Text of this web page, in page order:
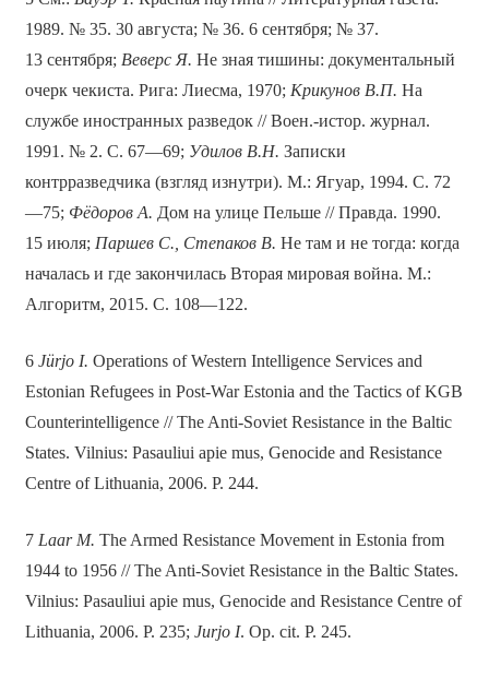
1989. № 35. 30 августа; № 36. 6 сентября; № 37.
13 сентября; Веверс Я. Не зная тишины: документальный
очерк чекиста. Рига: Лиесма, 1970; Крикунов В.П. На
службе иностранных разведок // Воен.-истор. журнал.
1991. № 2. С. 67—69; Удилов В.Н. Записки
контрразведчика (взгляд изнутри). М.: Ягуар, 1994. С. 72
—75; Фёдоров А. Дом на улице Пельше // Правда. 1990.
15 июля; Паршев С., Степаков В. Не там и не тогда: когда
началась и где закончилась Вторая мировая война. М.:
Алгоритм, 2015. С. 108—122.
6 Jürjo I. Operations of Western Intelligence Services and
Estonian Refugees in Post-War Estonia and the Tactics of KGB
Counterintelligence // The Anti-Soviet Resistance in the Baltic
States. Vilnius: Pasauliui apie mus, Genocide and Resistance
Centre of Lithuania, 2006. P. 244.
7 Laar M. The Armed Resistance Movement in Estonia from
1944 to 1956 // The Anti-Soviet Resistance in the Baltic States.
Vilnius: Pasauliui apie mus, Genocide and Resistance Centre of
Lithuania, 2006. P. 235; Jurjo I. Op. cit. P. 245.